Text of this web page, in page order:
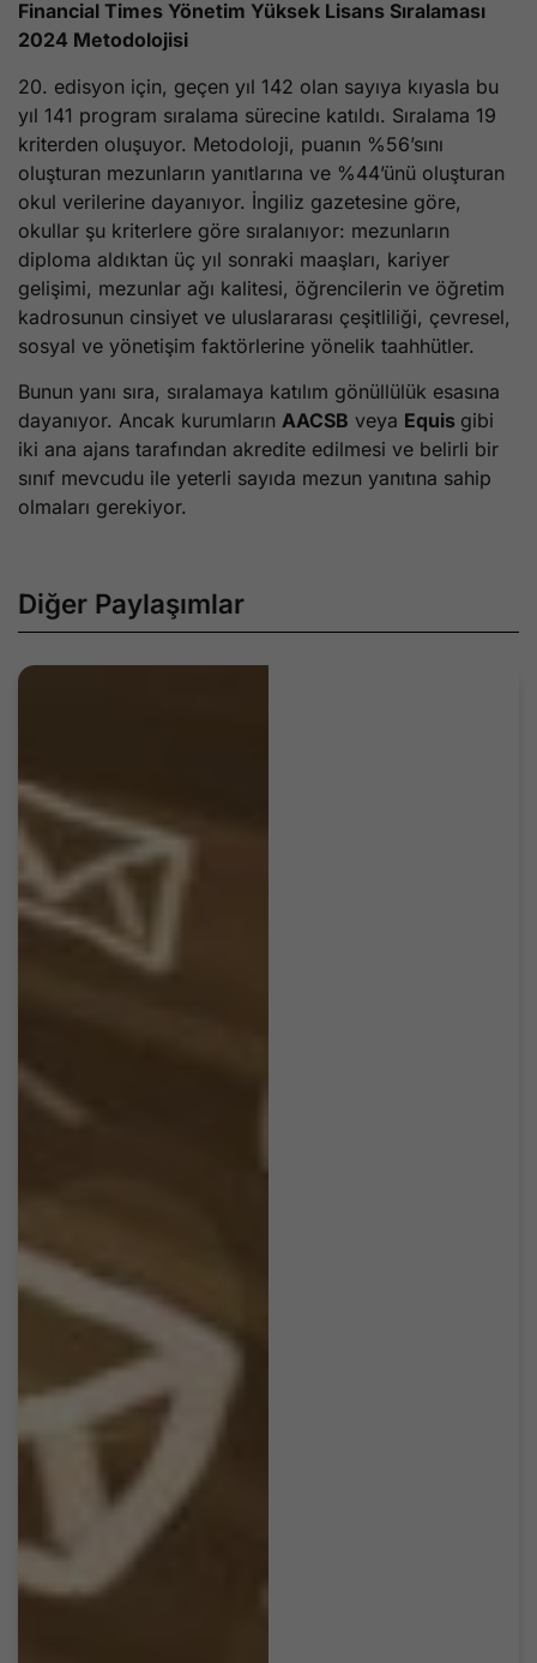
Financial Times Yönetim Yüksek Lisans Sıralaması
2024 Metodolojisi
20. edisyon için, geçen yıl 142 olan sayıya kıyasla bu
yıl 141 program sıralama sürecine katıldı. Sıralama 19
kriterden oluşuyor. Metodoloji, puanın %56’sını
oluşturan mezunların yanıtlarına ve %44’ünü oluşturan
okul verilerine dayanıyor. İngiliz gazetesine göre,
okullar şu kriterlere göre sıralanıyor: mezunların
diploma aldıktan üç yıl sonraki maaşları, kariyer
gelişimi, mezunlar ağı kalitesi, öğrencilerin ve öğretim
kadrosunun cinsiyet ve uluslararası çeşitliliği, çevresel,
sosyal ve yönetişim faktörlerine yönelik taahhütler.
Bunun yanı sıra, sıralamaya katılım gönüllülük esasına
dayanıyor. Ancak kurumların AACSB veya Equis gibi
iki ana ajans tarafından akredite edilmesi ve belirli bir
sınıf mevcudu ile yeterli sayıda mezun yanıtına sahip
olmaları gerekiyor.
Diğer Paylaşımlar